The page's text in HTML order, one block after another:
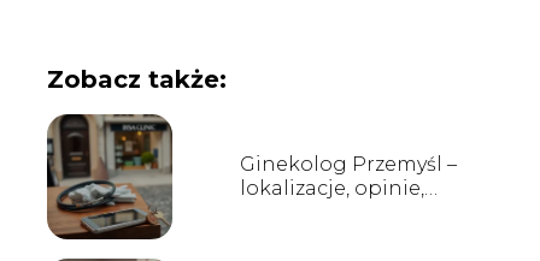
Zobacz także:
Ginekolog Przemyśl –
lokalizacje, opinie,